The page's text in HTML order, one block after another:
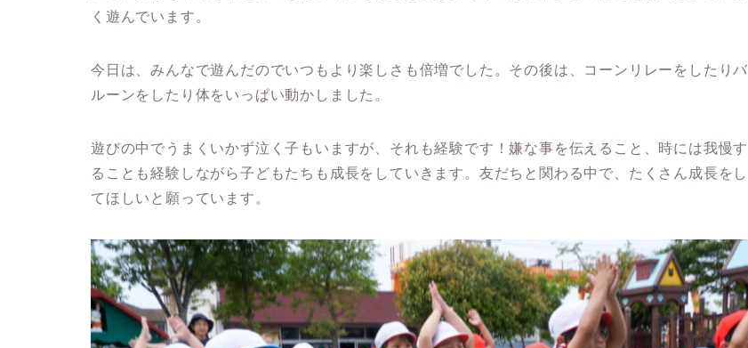
く遊んでいます。
今日は、みんなで遊んだのでいつもより楽しさも倍増でした。その後は、コーンリレーをしたりバ
ルーンをしたり体をいっぱい動かしました。
遊びの中でうまくいかず泣く子もいますが、それも経験です！嫌な事を伝えること、時には我慢す
ることも経験しながら子どもたちも成長をしていきます。友だちと関わる中で、たくさん成長をし
てほしいと願っています。